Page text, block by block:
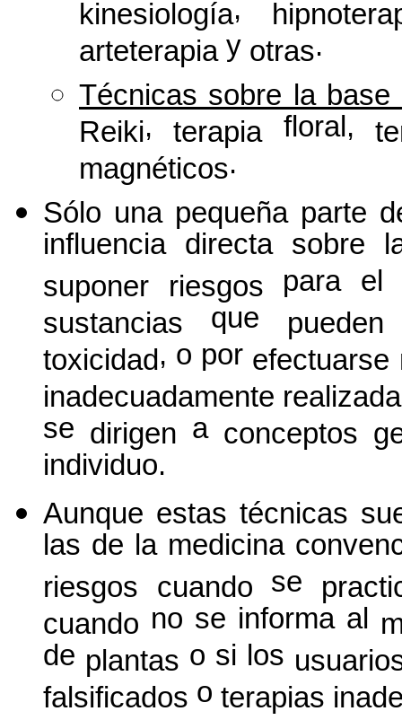
kinesiología,
arteterapiay otras.
Técnicas sobre la
Reiki,terapiafloral,
magnéticos.
Sólo una pequeña parte
influencia directa sobre
suponer riesgos para el
sustancias que pueden
toxicidad, o por efectuarse
inadecuadamente
se dirigen a conceptos
individuo.
Aunque estas técnicas
las de la medicina
riesgos cuando se
cuando no se informa al
de plantas o si los
falsificados o terapias